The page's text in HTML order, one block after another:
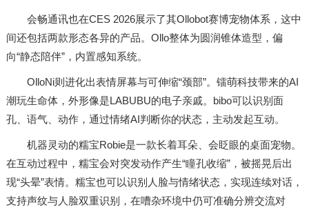
会畅通讯也在CES 2026展示了其Ollobot赛博宠物体系，这中
间还包括两款形态各异的产品。Ollo整体为圆润锥体造型，偏
向“静态陪伴”，内置感知系统。
OlloNi则进化出表情屏幕与可伸缩“颈部”。镭萌科技带来的AI
潮玩生命体，外形像是LABUBU的电子亲戚。bibo可以识别面
孔、语气、动作，通过情绪AI判断你的状态，主动发起互动。
机器灵动的糯宝Robie是一款长着耳朵、会眨眼的桌面宠物。
在互动过程中，糯宝会对突发动作产生“瞳孔收缩”，被摇晃后出
现“头晕”表情。糯宝也可以识别人脸与情绪状态，实现连续对话，
支持声纹与人脸双重识别，在嘈杂环境中仍可准确分辨交流对